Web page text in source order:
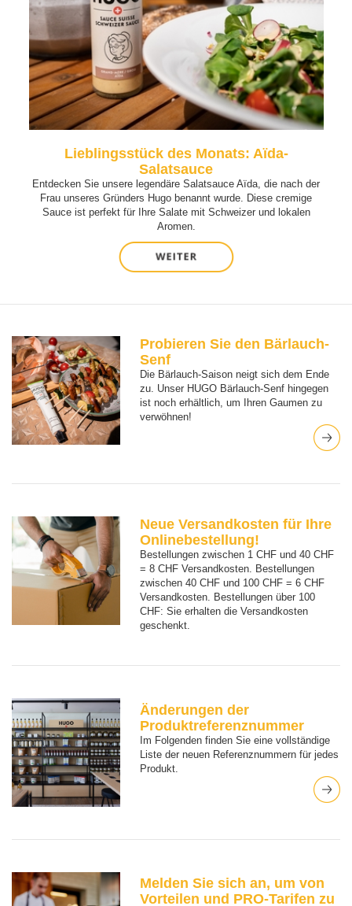
Lieblingsstück des Monats: Aïda-
Salatsauce
Entdecken Sie unsere legendäre Salatsauce Aïda, die nach der
Frau unseres Gründers Hugo benannt wurde. Diese cremige
Sauce ist perfekt für Ihre Salate mit Schweizer und lokalen
Aromen.
Probieren Sie den Bärlauch-
Senf
Die Bärlauch-Saison neigt sich dem Ende
zu. Unser HUGO Bärlauch-Senf hingegen
ist noch erhältlich, um Ihren Gaumen zu
verwöhnen!
Neue Versandkosten für Ihre
Onlinebestellung!
Bestellungen zwischen 1 CHF und 40 CHF
= 8 CHF Versandkosten. Bestellungen
zwischen 40 CHF und 100 CHF = 6 CHF
Versandkosten. Bestellungen über 100
CHF: Sie erhalten die Versandkosten
geschenkt.
Änderungen der
Produktreferenznummer
Im Folgenden finden Sie eine vollständige
Liste der neuen Referenznummern für jedes
Produkt.
Melden Sie sich an, um von
Vorteilen und PRO-Tarifen zu